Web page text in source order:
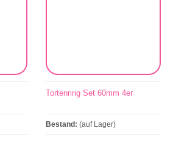
Tortenring Set 60mm 4er
Bestand: (auf Lager)